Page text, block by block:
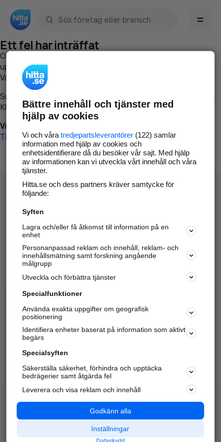
Ett fel har inträffat
Om du vill kan du
uppstod så att vi lättare och snabbare kan avhjälpa det.
Vänligen försök med följande:
Surfa till
Klicka påTillbaka-knappen i webbläsaren och försök igen
Vi beklagar besväret!
Till startsidan
Hitta.se - Gratis nummerupplysning.
Sök företag, personer och platser.
Hitta telefonnummer, adresser, företagsinfo mm.
Marknadsför företaget
Kom igång och annonsera mot
samarbetspartners nära dig.
Alla kategorier
Populära sökningar
API & Kartor
Annonsera
Integritet
Nödnummer
Bättre innehåll och tjänster med
hjälp av cookies
Vi och våra tredjepartsleverantörer(122) samlar
information med hjälp av cookies och
enhetsidentifierare då du besöker vår sajt. Med hjälp
av informationen kan vi utveckla vårt innehåll och våra
tjänster.
Hitta.se och dess partners kräver samtycke för
följande:
Syften
Lagra och/eller få åtkomst till information på en
enhet
Personanpassad reklam och innehåll, reklam- och
innehållsmätning samt forskning angående
målgrupp
Utveckla och förbättra tjänster
Specialfunktioner
Använda exakta uppgifter om geografisk
positionering
Identifiera enheter baserat på information som aktivt
begärs
Specialsyften
Säkerställa säkerhet, förhindra och upptäcka
bedrägerier samt åtgärda fel
Leverera och visa reklam och innehåll
Godkänn alla
Inställningar
Dataskydd